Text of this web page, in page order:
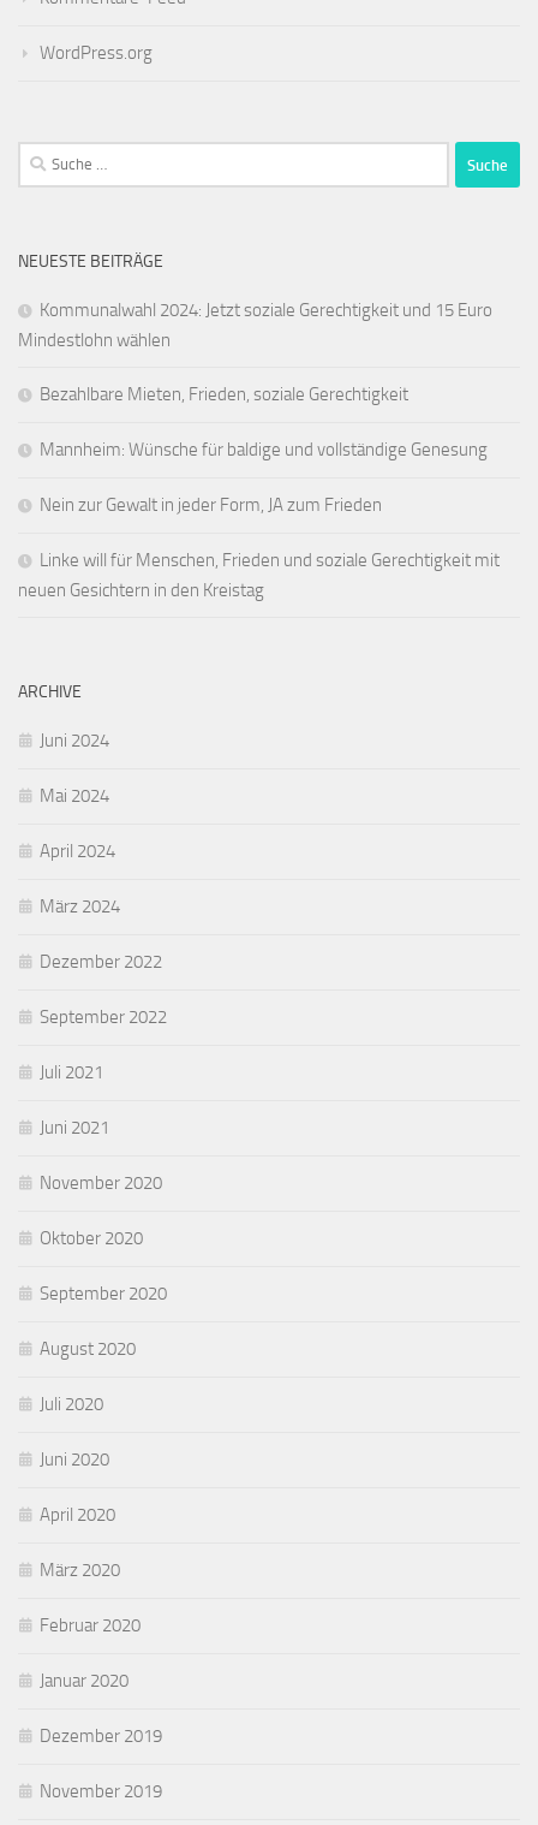
WordPress.org
Suche
nach:
NEUESTE BEITRÄGE
Kommunalwahl 2024: Jetzt soziale Gerechtigkeit und 15 Euro
Mindestlohn wählen
Bezahlbare Mieten, Frieden, soziale Gerechtigkeit
Mannheim: Wünsche für baldige und vollständige Genesung
Nein zur Gewalt in jeder Form, JA zum Frieden
Linke will für Menschen, Frieden und soziale Gerechtigkeit mit
neuen Gesichtern in den Kreistag
ARCHIVE
Juni 2024
Mai 2024
April 2024
März 2024
Dezember 2022
September 2022
Juli 2021
Juni 2021
November 2020
Oktober 2020
September 2020
August 2020
Juli 2020
Juni 2020
April 2020
März 2020
Februar 2020
Januar 2020
Dezember 2019
November 2019